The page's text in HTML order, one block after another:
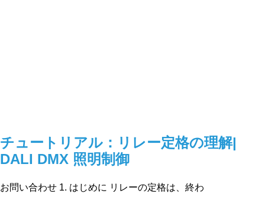
チュートリアル：リレー定格の理解|
DALI DMX 照明制御
お問い合わせ 1. はじめに リレーの定格は、終わ